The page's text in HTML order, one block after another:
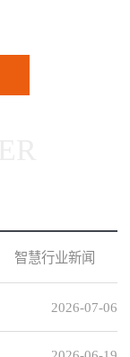
智慧行业新闻
2026-07-06